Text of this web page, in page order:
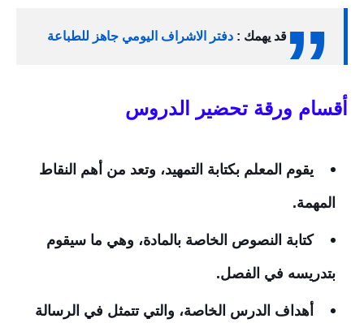
قد يهمك : دفتر الاشراف اليومي جاهز للطباعة
أقسام ورقة تحضير الدروس
يقوم المعلم بكتابة التمهيد، وتعد من أهم النقاط
المهمة.
كتابة النصوص الخاصة بالمادة، وهي ما سيقوم
بتدريسه في الفصل.
أهداف الدرس الخاصة، والتي تتمثل في الرسالة